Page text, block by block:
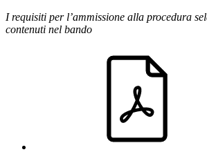
I requisiti per l’ammissione alla procedura
contenuti nel bando